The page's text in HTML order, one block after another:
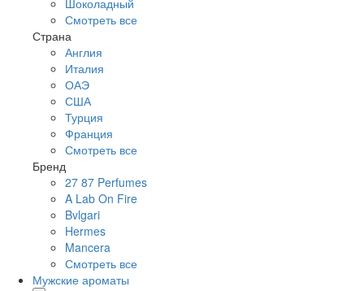
Смотреть все
Страна
Англия
Италия
ОАЭ
США
Турция
Франция
Смотреть все
Бренд
27 87 Perfumes
A Lab On Fire
Bvlgari
Hermes
Mancera
Смотреть все
Мужские ароматы